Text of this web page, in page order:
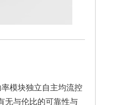
模块独立自主均流控
无与伦比的可靠性与